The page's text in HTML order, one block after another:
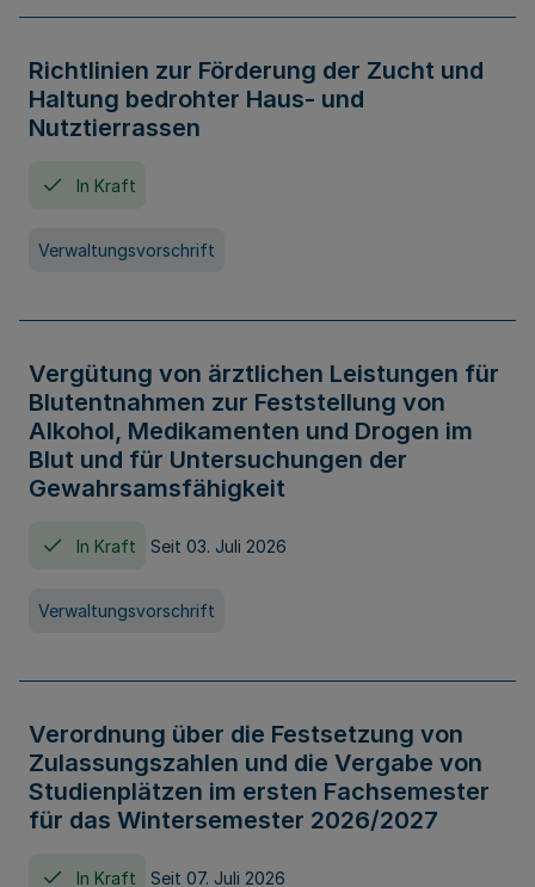
Richtlinien zur Förderung der Zucht und
Haltung bedrohter Haus- und
Nutztierrassen
In Kraft
Verwaltungsvorschrift
Vergütung von ärztlichen Leistungen für
Blutentnahmen zur Feststellung von
Alkohol, Medikamenten und Drogen im
Blut und für Untersuchungen der
Gewahrsamsfähigkeit
In Kraft Seit 03. Juli 2026
Verwaltungsvorschrift
Verordnung über die Festsetzung von
Zulassungszahlen und die Vergabe von
Studienplätzen im ersten Fachsemester
für das Wintersemester 2026/2027
In Kraft Seit 07. Juli 2026